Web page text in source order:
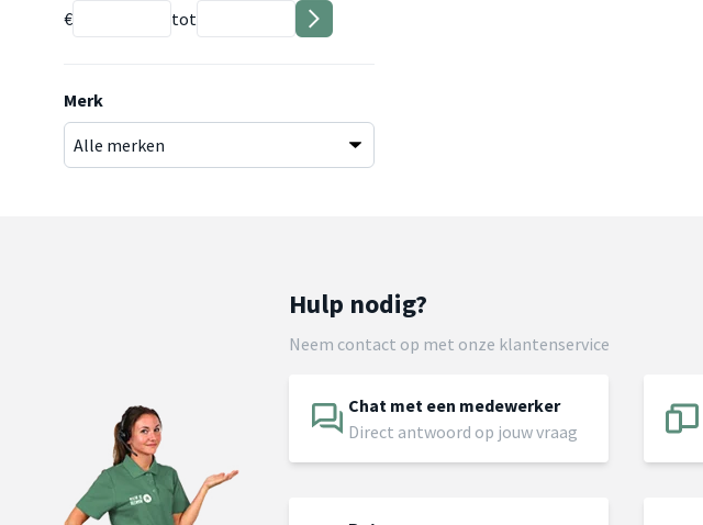
€
tot
Merk
Hulp nodig?
Neem contact op met onze klantenservice
Chat met een medewerker
Direct antwoord op jouw vraag